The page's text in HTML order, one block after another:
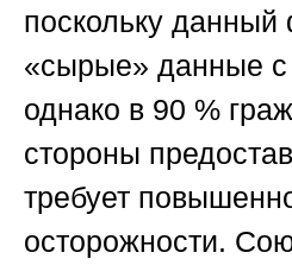
поскольку
«сырые» данные с
однако в 90 %
стороны
требует
осторожности.